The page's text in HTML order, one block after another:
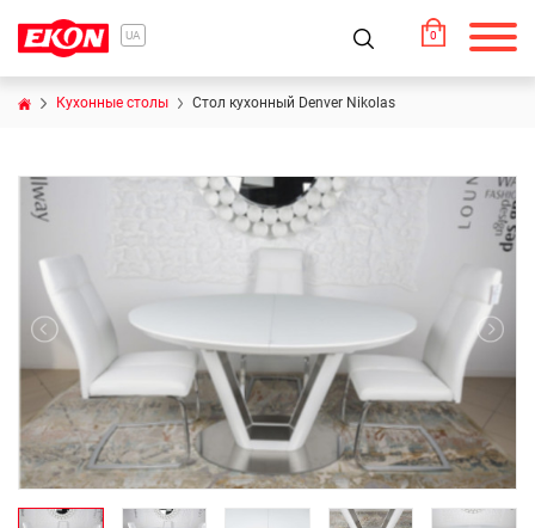
UA 0
Кухонные столы Стол кухонный Denver Nikolas